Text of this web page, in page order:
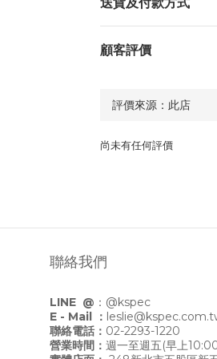
顧客評價
尚未有任何評價
聯絡我們
LINE @ ： @kspec
E - Mail ：
聯絡電話： 02-2293-1220
營業時間： 週一至週五(早上